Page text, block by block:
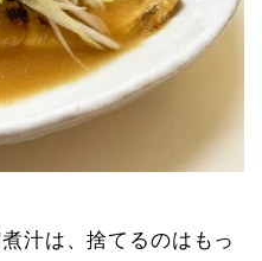
汁は、捨てるのはもっ